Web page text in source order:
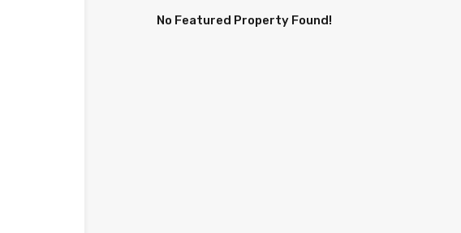
No Featured Property Found!